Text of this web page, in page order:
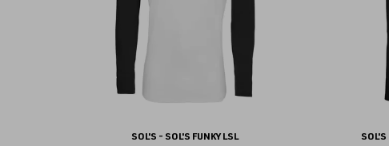
SOL'S - SOL'S FUNKY LSL